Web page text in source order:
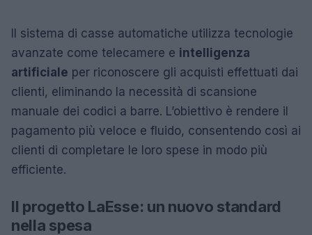
Il sistema di casse automatiche utilizza tecnologie
avanzate come telecamere e intelligenza
artificiale per riconoscere gli acquisti effettuati dai
clienti, eliminando la necessità di scansione
manuale dei codici a barre. L’obiettivo è rendere il
pagamento più veloce e fluido, consentendo così ai
clienti di completare le loro spese in modo più
efficiente.
Il progetto LaEsse: un nuovo standard
nella spesa